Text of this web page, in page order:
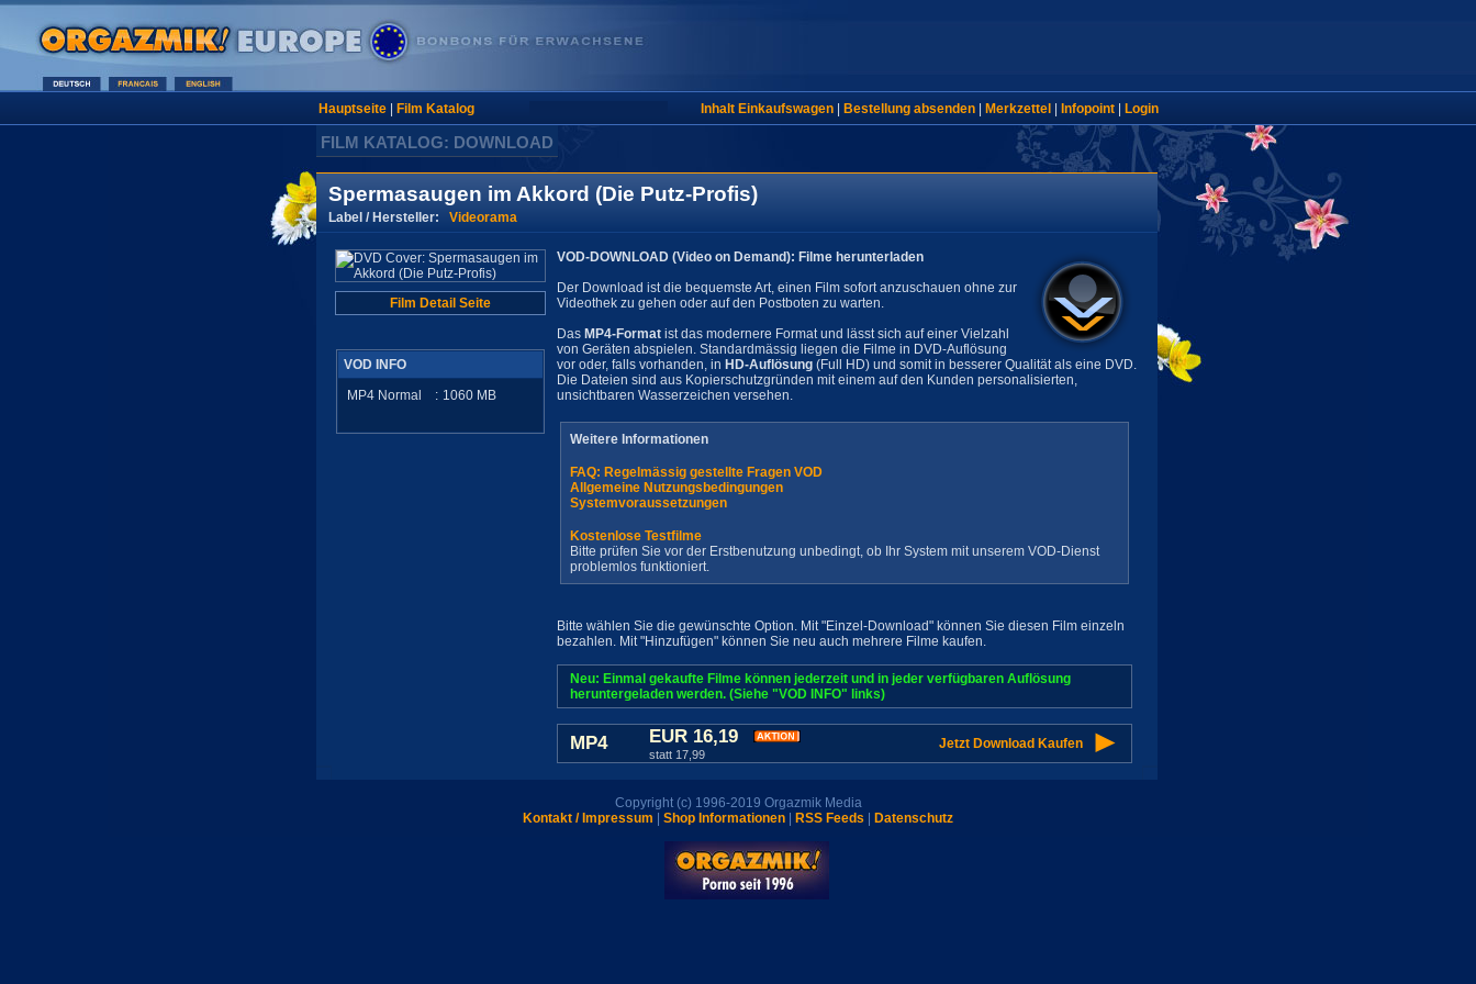
Hauptseite| Film Katalog Inhalt Einkaufswagen| Bestellung absenden| Merkzettel Infopoint| Login
FILM KATALOG: DOWNLOAD
Spermasaugen im Akkord (Die Putz-Profis)
Label / Hersteller: Videorama
Film Detail Seite
VOD INFO
MP4 Normal
: 1060 MB
VOD-DOWNLOAD (Video on Demand): Filme herunterladen
Der Download ist die bequemste Art, einen Film sofort anzuschauen ohne zur
Videothek zu gehen oder auf den Postboten zu warten.
Das MP4-Format ist das modernere Format und lässt sich auf einer Vielzahl
von Geräten abspielen. Standardmässig liegen die Filme in DVD-Auflösung
vor oder, falls vorhanden, in HD-Auflösung (Full HD) und somit in besserer Qualität als eine DVD.
Die Dateien sind aus Kopierschutzgründen mit einem auf den Kunden personalisierten,
unsichtbaren Wasserzeichen versehen.
Weitere Informationen
FAQ: Regelmässig gestellte Fragen VOD
Allgemeine Nutzungsbedingungen
Systemvoraussetzungen
Kostenlose Testfilme
Bitte prüfen Sie vor der Erstbenutzung unbedingt, ob Ihr System mit unserem VOD-Dienst
problemlos funktioniert.
Bitte wählen Sie die gewünschte Option. Mit "Einzel-Download" können Sie diesen Film einzeln
bezahlen. Mit "Hinzufügen" können Sie neu auch mehrere Filme kaufen.
Neu: Einmal gekaufte Filme können jederzeit und in jeder verfügbaren Auflösung
heruntergeladen werden. (Siehe "VOD INFO" links)
MP4 EUR 16,19
statt 17,99
Jetzt Download Kaufen
Copyright (c) 1996-2019 Orgazmik Media
Kontakt / Impressum
Shop Informationen RSS Feeds Datenschutz